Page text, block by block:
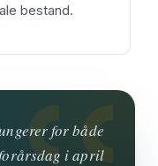
bestand.
for både
i april